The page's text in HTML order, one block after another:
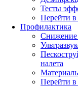
Тесты
Перейти в
Профилактика
Снижение
налета
Перейти в